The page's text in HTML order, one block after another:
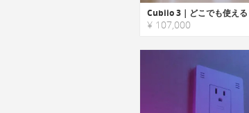
¥ 107,000